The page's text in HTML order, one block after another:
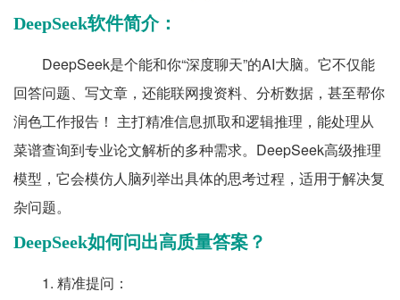
DeepSeek软件简介：
DeepSeek是个能和你“深度聊天”的AI大脑。它不仅能
回答问题、写文章，还能联网搜资料、分析数据，甚至帮你
润色工作报告！ 主打精准信息抓取和逻辑推理，能处理从
菜谱查询到专业论文解析的多种需求。DeepSeek高级推理
模型，它会模仿人脑列举出具体的思考过程，适用于解决复
杂问题。
DeepSeek如何问出高质量答案？
1. 精准提问：